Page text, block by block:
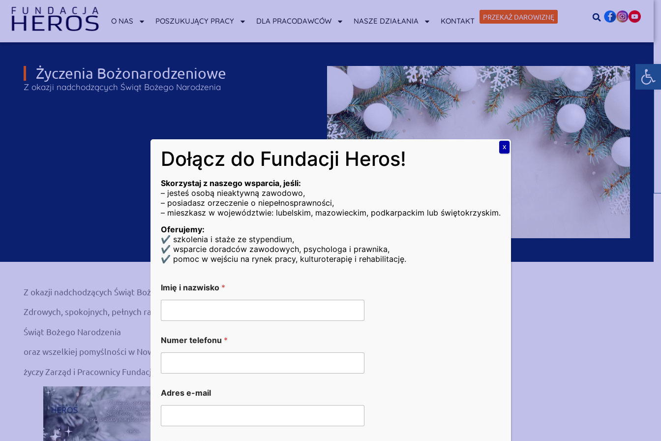
O NAS POSZUKUJĄCY PRACY DLA PRACODAWCÓW NASZE DZIAŁANIA KONTAKT PRZEKAŻ DAROWIZNĘ
Życzenia Bożonarodzeniowe
Z okazji nadchodzących Świąt Bożego Narodzenia
Z okazji nadchodzących Świąt Bożego Narodzenia, życzymy
Zdrowych, spokojnych, pełnych radości
Świąt Bożego Narodzenia
oraz wszelkiej pomyślności w Nowym Roku
życzy Zarząd i Pracownicy Fundacji Heros
Dołącz do Fundacji Heros!
Skorzystaj z naszego wsparcia, jeśli:
– jesteś osobą nieaktywną zawodowo,
– posiadasz orzeczenie o niepełnosprawności,
– mieszkasz w województwie: lubelskim, mazowieckim, podkarpackim lub świętokrzyskim.
Oferujemy:
✔ szkolenia i staże ze stypendium,
✔ wsparcie doradców zawodowych, psychologa i prawnika,
✔ pomoc w wejściu na rynek pracy, kulturoterapię i rehabilitację.
Imię i nazwisko *
u
m
r
a
z
w
s
Numer telefonu *
Adres e-mail
X